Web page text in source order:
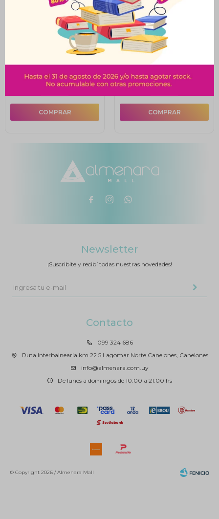
Hojas Dibujo Lisas Pte.
$ 79 $ 88
Block 1/4W 100Grs
Caballito 10 Hojas
$ 130 $ 144
  
Contacto
099 324 686
Ruta Interbalnearia km 22.5 Lagomar Norte Canelones, Canelones
info@almenara.com.uy
De lunes a domingos de 10:00 a 21:00 hs
Newsletter
¡Suscribite y recibí todas nuestras novedades!
© Copyright 2026 / Almenara Mall